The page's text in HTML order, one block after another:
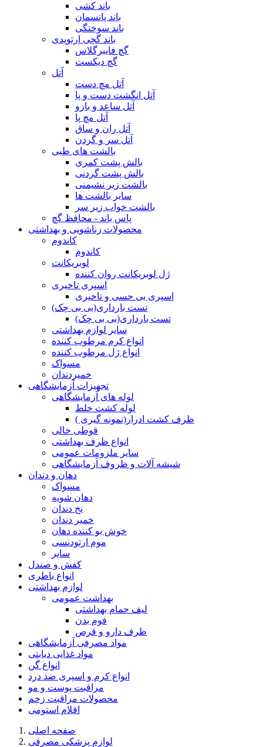
باند کشی
باند پانسمان
باند سوختگی
باند گچی ارتوپدی
گچ فایبرگلاس
گچ دیکست
آتل
آتل مچ دست
آتل انگشت دست و پا
آتل ساعد و بازو
آتل مچ پا
آتل ران و ساق
آتل سر و گردن
بالشت های طبی
بالش پشت کمری
بالش پشت گردنی
بالشت زیر نشیمنی
سایر بالشت ها
بالشت خواب زیر سر
پاس باند - محافظ گچ
محصولات زناشویی و بهداشتی
کاندوم
کاندوم
لوبریکانت
ژل لوبریکانت روان کننده
اسپری تاخیری
اسپری بی حسی و تاخیری
تست بارداری(بی بی چک)
تست بارداری(بی بی چک)
سایر لوازم بهداشتی
انواع کرم مرطوب کننده
انواع ژل مرطوب کننده
مسواک
خمیردندان
تجهیزات آزمایشگاهی
لوله های آزمایشگاهی
لوله کشت خلط
ظرف کشت ادرار(نمونه گیری )
قوطی خالی
انواع ظرف بهداشتی
سایر ملزومات عمومی
شیشه آلات و ظروف آزمایشگاهی
دهان و دندان
مسواک
دهان شویه
نخ دندان
خمیر دندان
خوش بو کننده دهان
موم ارتودنسی
سایر
کفش و صندل
انواع باطری
لوازم بهداشتی
بهداشت عمومی
لیف حمام بهداشتی
فوم بدن
ظرف دارو و قرص
مواد مصرفی آزمایشگاهی
مواد غذایی دیابتی
انواع گن
انواع کرم و اسپری ضد درد
مراقبت پوست و مو
محصولات مراقبت زخم
اقلام استومی
صفحه اصلی
لوازم پزشکی مصرفی